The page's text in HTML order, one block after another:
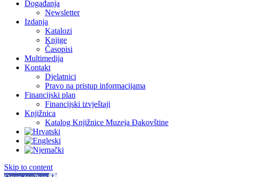
Događanja
Newsletter
Izdanja
Katalozi
Knjige
Časopisi
Multimedija
Kontakt
Djelatnici
Pravo na pristup informacijama
Financijski plan
Financijski izvještaji
Knjižnica
Katalog Knjižnice Muzeja Đakovštine
Skip to content